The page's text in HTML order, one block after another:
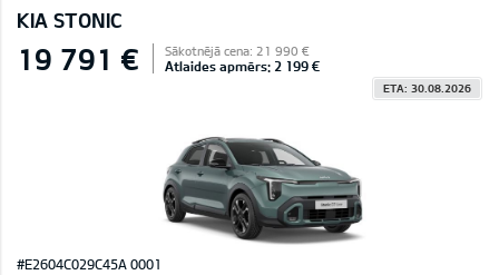
KIA STONIC
19 791 € Sākotnējā cena: 21 990 €
Atlaides apmērs: 2 199 €
ETA: 30.08.2026
#E2604C029C45A 0001